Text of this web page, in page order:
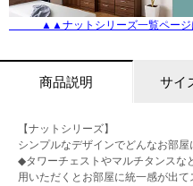
▲▲ナットシリーズ一覧ページ
商品説明 サイ
【ナットシリーズ】
シンプルなデザインでどんなお部
◆タワーチェストやマルチタンスな
用いただくとお部屋に統一感が出て